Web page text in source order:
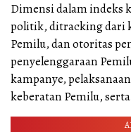
Dimensi dalam indeks
politik, ditracking dari
Pemilu, dan otoritas
penyelenggaraan
kampanye,
keberatan Pemilu,